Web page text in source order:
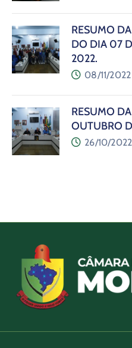
RESUMO
DO DIA 07
2022.
08/11/2022
RESUMO
OUTUBRO
26/10/2022